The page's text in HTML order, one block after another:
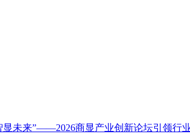
显未来”——2026商显产业创新论坛引领行